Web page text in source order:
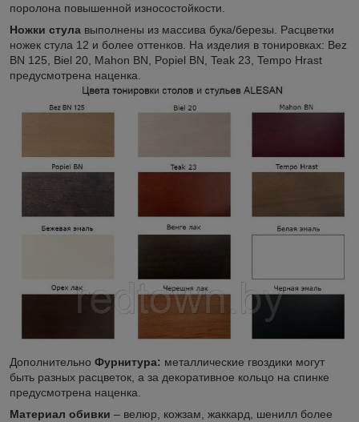
поролона повышенной износостойкости.
Ножки стула выполнены из массива бука/березы. Расцветки
ножек стула 12 и более оттенков. На изделия в тонировках: Bez
BN 125, Biel 20, Mahon BN, Popiel BN, Teak 23, Tempo Hrast
предусмотрена наценка.
Дополнительно Фурнитура: металлические гвоздики могут
быть разных расцветок, а за декоративное кольцо на спинке
предусмотрена наценка.
Материал обивки – велюр, кожзам, жаккард, шенилл более